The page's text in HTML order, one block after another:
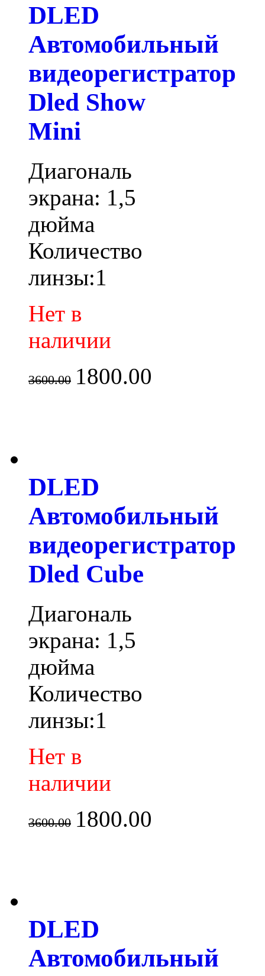
DLED
Автомобильный
видеорегистратор
Dled Show
Mini
Диагональ
экрана: 1,5
дюйма
Количество
линзы:1
Нет в
наличии
3600.00 1800.00
DLED
Автомобильный
видеорегистратор
Dled Cube
Диагональ
экрана: 1,5
дюйма
Количество
линзы:1
Нет в
наличии
3600.00 1800.00
DLED
Автомобильный